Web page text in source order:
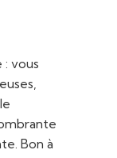
vous
Bon à